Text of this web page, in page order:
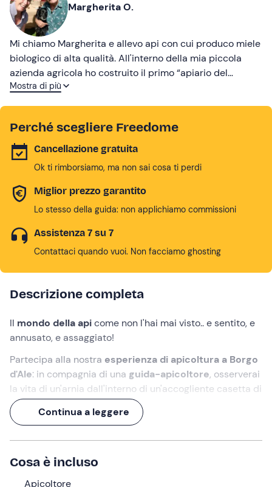
Margherita O.
Mi chiamo Margherita e allevo api con cui produco miele
biologico di alta qualità. All'interno della mia piccola
azienda agricola ho costruito il primo “apiario del
benessere” in Piemonte, dove osservare e approfondire
Mostra di più
Perché scegliere Freedome
Cancellazione gratuita
Ok ti rimborsiamo, ma non sai cosa ti perdi
Miglior prezzo garantito
Lo stesso della guida: non applichiamo commissioni
Assistenza 7 su 7
Contattaci quando vuoi. Non facciamo ghosting
Descrizione completa
Il mondo della apicome non l'hai mai visto.. e sentito, e
annusato, e assaggiato!
Partecipa alla nostra esperienza di apicoltura a Borgo
d'Ale: in compagnia di una guida-apicoltore, osserverai
la vita di un'arnia dall'interno di un'accogliente casetta di
legno che ti ospiterà in occasione delle sorprendenti
sedute di "apiaroma" e "apisound
Un'esperienza di 3 ore, per scoprire tutti i benefici
apiterapia
Cosa faremo
Continua a leggere
Cosa è incluso
Apicoltore